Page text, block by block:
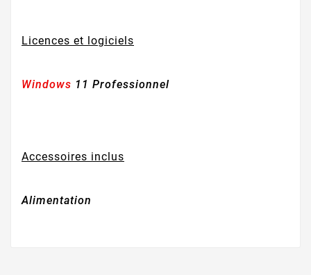
Licences et logiciels
Windows 11 Professionnel
Accessoires inclus
Alimentation